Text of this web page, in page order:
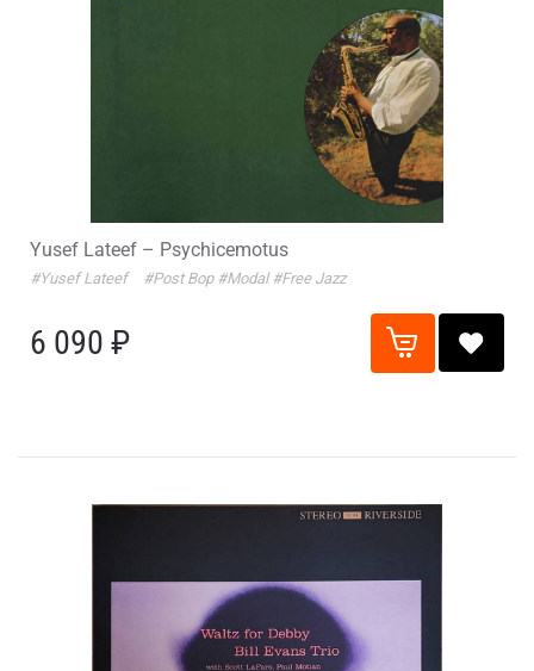
Yusef Lateef – Psychicemotus
#Yusef Lateef #Post Bop #Modal #Free Jazz
6 090 ₽